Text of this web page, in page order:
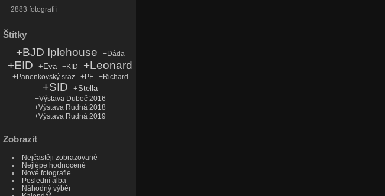
2883 fotografií
Štítky
+BJD Iplehouse +Dáda
+EID +Eva +KID +Leonard
+Panenkovský sraz +PF +Richard
+SID +Stella
+Výstava Dubeč 2016
+Výstava Rudná 2018
+Výstava Rudná 2019
Zobrazit
Nejčastěji zobrazované
Nejlépe hodnocené
Nové fotografie
Poslední alba
Náhodný výběr